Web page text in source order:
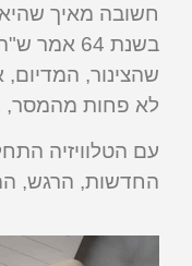
חשובה מאיך
בשנת 64
שהצינור,
לא פחות מהמסר,
עם הטלוויזיה
החדשות, הרגש,